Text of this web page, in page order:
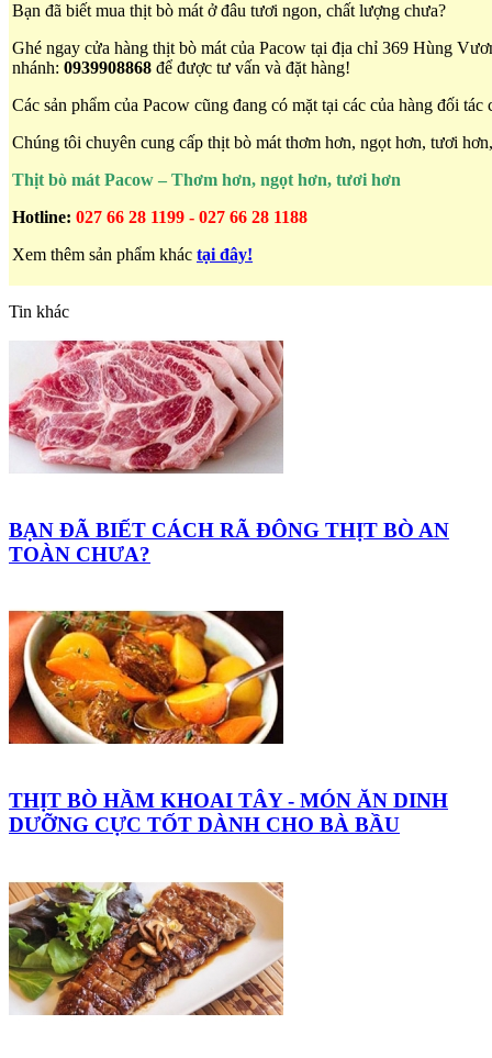
Bạn đã biết mua thịt bò mát ở đâu tươi ngon, chất lượng chưa?
Ghé ngay cửa hàng thịt bò mát của Pacow tại địa chỉ 369 Hùng
nhánh: 0939908868 để được tư vấn và đặt hàng!
Các sản phẩm của Pacow cũng đang có mặt tại các của hàng đối
Chúng tôi chuyên cung cấp thịt bò mát thơm hơn, ngọt hơn, tươi
Thịt bò mát Pacow – Thơm hơn, ngọt hơn, tươi hơn
Hotline: 027 66 28 1199 - 027 66 28 1188
Xem thêm sản phẩm khác tại đây!
Tin khác
BẠN ĐÃ BIẾT CÁCH RÃ ĐÔNG THỊT BÒ AN
TOÀN CHƯA?
THỊT BÒ HẦM KHOAI TÂY - MÓN ĂN DINH
DƯỠNG CỰC TỐT DÀNH CHO BÀ BẦU